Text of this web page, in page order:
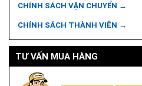
CHÍNH SÁCH VẬN CHUYỂN →
CHÍNH SÁCH THÀNH VIÊN →
TƯ VẤN MUA HÀNG